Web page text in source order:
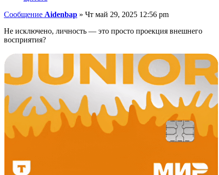
Сообщение Aidenbap » Чт май 29, 2025 12:56 pm
Не исключено, личность — это просто проекция внешнего
восприятия?